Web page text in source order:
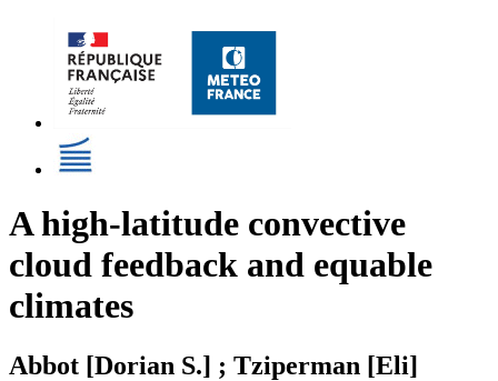
A high-latitude convective
cloud feedback and equable
climates
Abbot [Dorian S.] ; Tziperman [Eli]